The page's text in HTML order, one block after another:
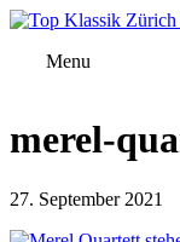
Menu
merel-
27. September 2021